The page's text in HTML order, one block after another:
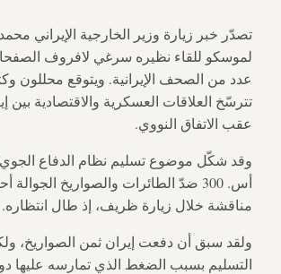
تصدّر خبر زيارة وزير الخارجية الإيراني
لموسكو للقاء نظيره سرغي لافروف
عدد من الصحف الإيرانية. ويتوقع محللون
تترسّخ العلاقات العسكرية والاقتصادية بين
عقب الاتفاق النووي.
وقد شكّل موضوع تسليم نظام الدفاع الجوي
أس. 300 ضدّ الطائرات والصواريخ
مناقشة خلال زيارة ظريف، إذ طال انتظاره.
ولقد سبق أن دفعت إيران ثمن الصواريخ،
التسليم بسبب الضغط الذي تمارسه عليها